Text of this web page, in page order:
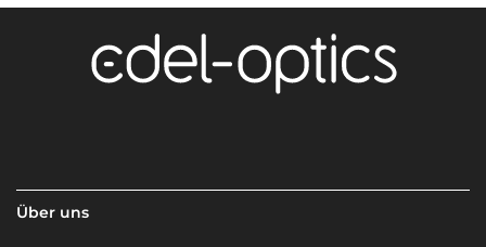
Über uns